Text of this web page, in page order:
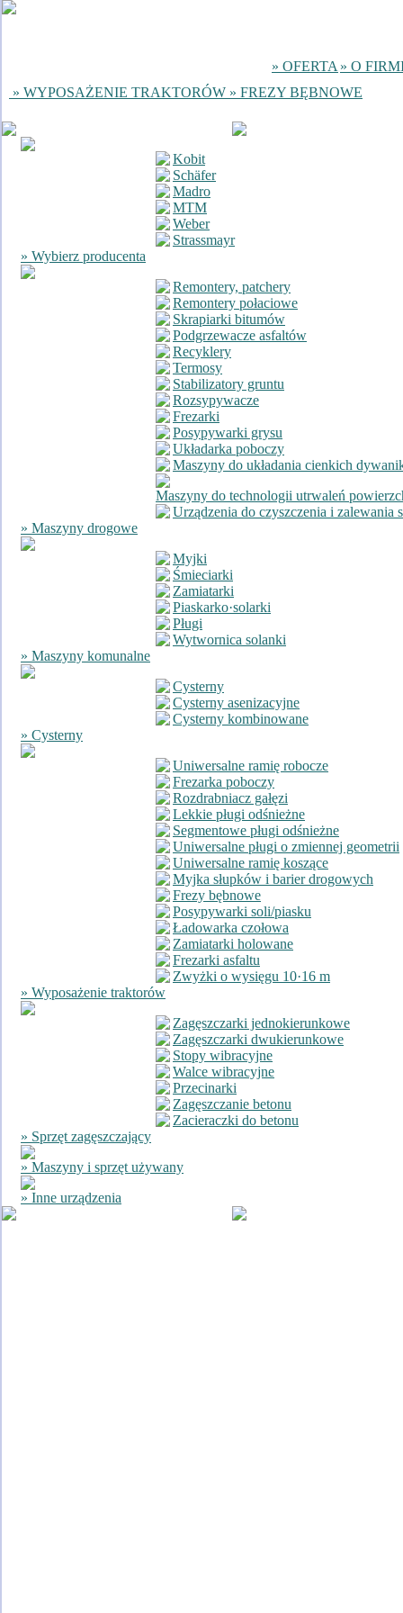
» OFERTA » O
» WYPOSAŻENIE TRAKTORÓW » FREZY BĘBNOWE
Kobit
Schäfer
Madro
MTM
Weber
Strassmayr
» Wybierz producenta
Remontery, patchery
Remontery połaciowe
Skrapiarki bitumów
Podgrzewacze asfaltów
Recyklery
Termosy
Stabilizatory gruntu
Rozsypywacze
Frezarki
Posypywarki grysu
Układarka poboczy
Maszyny do układania cienkich
Maszyny do technologii utrwaleń
Urządzenia do czyszczenia i zalewania
» Maszyny drogowe
Myjki
Śmieciarki
Zamiatarki
Piaskarko·solarki
Pługi
Wytwornica solanki
» Maszyny komunalne
Cysterny
Cysterny asenizacyjne
Cysterny kombinowane
» Cysterny
Uniwersalne ramię robocze
Frezarka poboczy
Rozdrabniacz gałęzi
Lekkie pługi odśnieżne
Segmentowe pługi odśnieżne
Uniwersalne pługi o zmiennej geometrii
Uniwersalne ramię koszące
Myjka słupków i barier drogowych
Frezy bębnowe
Posypywarki soli/piasku
Ładowarka czołowa
Zamiatarki holowane
Frezarki asfaltu
Zwyżki o wysięgu 10·16 m
» Wyposażenie traktorów
Zagęszczarki jednokierunkowe
Zagęszczarki dwukierunkowe
Stopy wibracyjne
Walce wibracyjne
Przecinarki
Zagęszczanie betonu
Zacieraczki do betonu
» Sprzęt zagęszczający
» Maszyny i sprzęt używany
» Inne urządzenia